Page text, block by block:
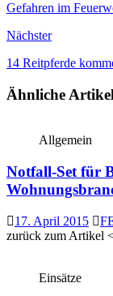
Gefahren im
Nächster
14 Reitpferde
Ähnliche Artikel
Allgemein
Notfall-Set für
17. April 2015
zurück zum Artikel
Einsätze